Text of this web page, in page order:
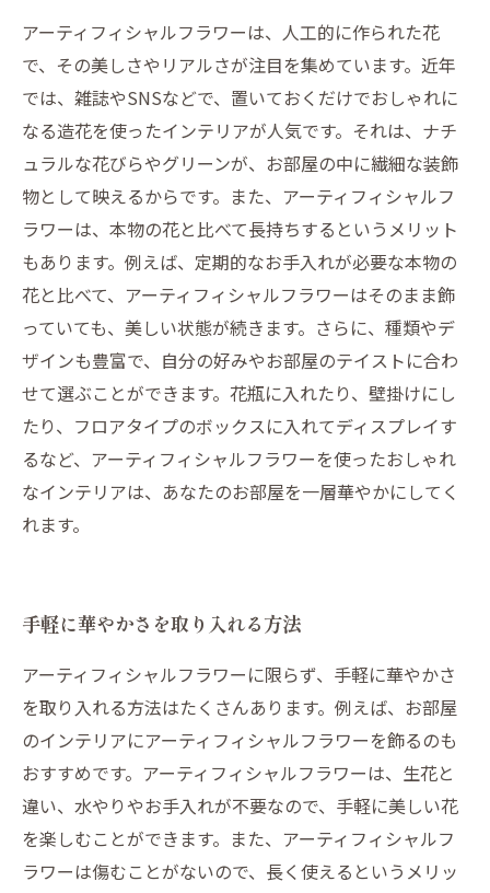
アーティフィシャルフラワーは、人工的に作られた花
で、その美しさやリアルさが注目を集めています。近年
では、雑誌やSNSなどで、置いておくだけでおしゃれに
なる造花を使ったインテリアが人気です。それは、ナチ
ュラルな花びらやグリーンが、お部屋の中に繊細な装飾
物として映えるからです。また、アーティフィシャルフ
ラワーは、本物の花と比べて長持ちするというメリット
もあります。例えば、定期的なお手入れが必要な本物の
花と比べて、アーティフィシャルフラワーはそのまま飾
っていても、美しい状態が続きます。さらに、種類やデ
ザインも豊富で、自分の好みやお部屋のテイストに合わ
せて選ぶことができます。花瓶に入れたり、壁掛けにし
たり、フロアタイプのボックスに入れてディスプレイす
るなど、アーティフィシャルフラワーを使ったおしゃれ
なインテリアは、あなたのお部屋を一層華やかにしてく
れます。
手軽に華やかさを取り入れる方法
アーティフィシャルフラワーに限らず、手軽に華やかさ
を取り入れる方法はたくさんあります。例えば、お部屋
のインテリアにアーティフィシャルフラワーを飾るのも
おすすめです。アーティフィシャルフラワーは、生花と
違い、水やりやお手入れが不要なので、手軽に美しい花
を楽しむことができます。また、アーティフィシャルフ
ラワーは傷むことがないので、長く使えるというメリッ